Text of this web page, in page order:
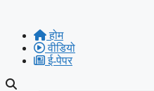
content
होम
वीडियो
ई-पेपर